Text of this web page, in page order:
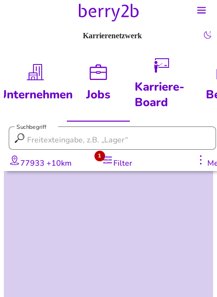
Karrierenetzwerk
Jobs
Karriere-
Board
Suchbegriff
77933 +10km Filter
1